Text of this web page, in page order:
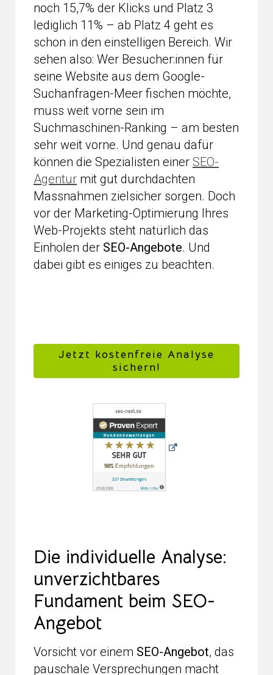
noch 15,7% der Klicks und Platz 3
lediglich 11% – ab Platz 4 geht es
schon in den einstelligen Bereich. Wir
sehen also: Wer Besucher:innen für
seine Website aus dem Google-
Suchanfragen-Meer fischen möchte,
muss weit vorne sein im
Suchmaschinen-Ranking – am besten
sehr weit vorne. Und genau dafür
können die Spezialisten einer SEO-
Agentur mit gut durchdachten
Massnahmen zielsicher sorgen. Doch
vor der Marketing-Optimierung Ihres
Web-Projekts steht natürlich das
Einholen der SEO-Angebote. Und
dabei gibt es einiges zu beachten.
Jetzt kostenfreie Analyse
sichern!
Die individuelle Analyse:
unverzichtbares
Fundament beim SEO-
Angebot
Vorsicht vor einem SEO-Angebot, das
pauschale Versprechungen macht